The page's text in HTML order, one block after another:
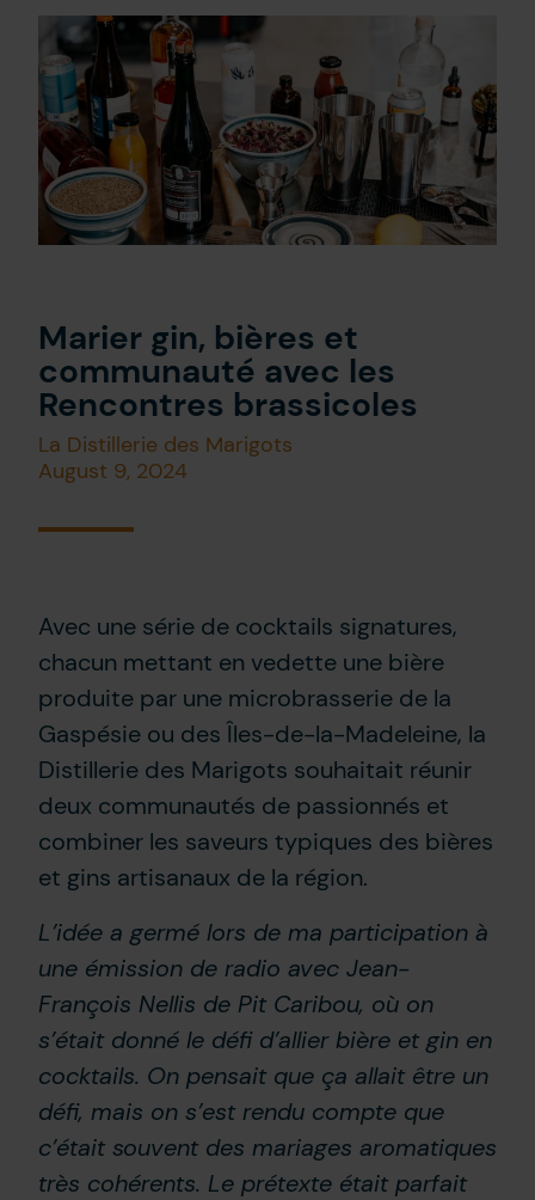
FR
Marier gin, bières et
communauté avec les
Rencontres brassicoles
La Distillerie des Marigots
August 9, 2024
Avec une série de cocktails signatures,
chacun mettant en vedette une bière
produite par une microbrasserie de la
Gaspésie ou des Îles-de-la-Madeleine, la
Distillerie des Marigots souhaitait réunir
deux communautés de passionnés et
combiner les saveurs typiques des bières
et gins artisanaux de la région.
L’idée a germé lors de ma participation à
une émission de radio avec Jean-
François Nellis de Pit Caribou, où on
s’était donné le défi d’allier bière et gin en
cocktails. On pensait que ça allait être un
défi, mais on s’est rendu compte que
c’était souvent des mariages aromatiques
très cohérents. Le prétexte était parfait